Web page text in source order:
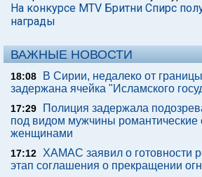
На конкурсе MTV Бритни Спирс
награды
ВАЖНЫЕ НОВОСТИ
18:08
В Сирии, недалеко от
задержана ячейка "Исламского
17:29
Полиция задержала
под видом мужчины романтические
женщинами
17:12
ХАМАС заявил о готовности
этап соглашения о прекращении